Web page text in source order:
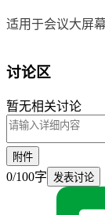
适用于会议大屏
讨论区
暂无相关讨论
附件
0/100字 发表讨论